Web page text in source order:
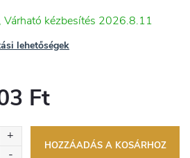
2026.8.11
lehetőségek
Ft
HOZZÁADÁS A KOSÁRHOZ